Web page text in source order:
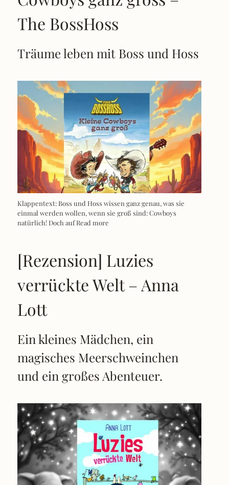
The BossHoss
Träume leben mit Boss und Hoss
Klappentext: Boss und Hoss wissen ganz genau, was sie
einmal werden wollen, wenn sie groß sind: Cowboys
natürlich! Doch aufRead more
[Rezension] Luzies
verrückte Welt – Anna
Lott
Ein kleines Mädchen, ein
magisches Meerschweinchen
und ein großes Abenteuer.